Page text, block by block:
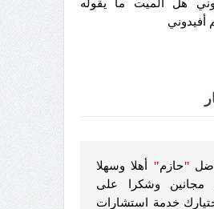
هل الميت ما يقوله
أفيدوني
"حازم" أهلا وسهلا
وشكرا على
خدمة استشارات